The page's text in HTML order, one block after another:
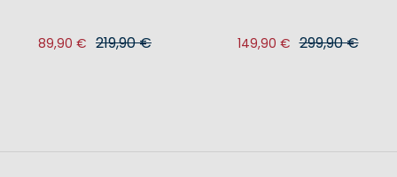
89,90 € 219,90 € 149,90 € 299,90 €